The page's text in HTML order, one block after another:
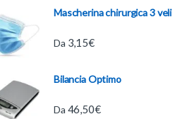
Mascherina chirurgica 3 veli
Da 3,15€
Bilancia Optimo
Da 46,50€